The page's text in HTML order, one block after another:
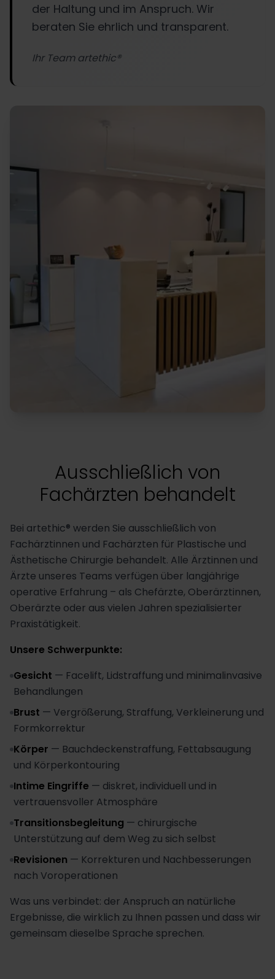
der Haltung und im Anspruch. Wir
beraten Sie ehrlich und transparent.
Ihr Team artethic®
Ausschließlich von
Fachärzten behandelt
Bei artethic® werden Sie ausschließlich von
Fachärztinnen und Fachärzten für Plastische und
Ästhetische Chirurgie behandelt. Alle Ärztinnen und
Ärzte unseres Teams verfügen über langjährige
operative Erfahrung – als Chefärzte, Oberärztinnen,
Oberärzte oder aus vielen Jahren spezialisierter
Praxistätigkeit.
Unsere Schwerpunkte:
Gesicht — Facelift, Lidstraffung und minimalinvasive
Behandlungen
Brust — Vergrößerung, Straffung, Verkleinerung und
Formkorrektur
Körper — Bauchdeckenstraffung, Fettabsaugung
und Körperkontouring
Intime Eingriffe — diskret, individuell und in
vertrauensvoller Atmosphäre
Transitionsbegleitung — chirurgische
Unterstützung auf dem Weg zu sich selbst
Revisionen — Korrekturen und Nachbesserungen
nach Voroperationen
Was uns verbindet: der Anspruch an natürliche
Ergebnisse, die wirklich zu Ihnen passen und dass wir
gemeinsam dieselbe Sprache sprechen.